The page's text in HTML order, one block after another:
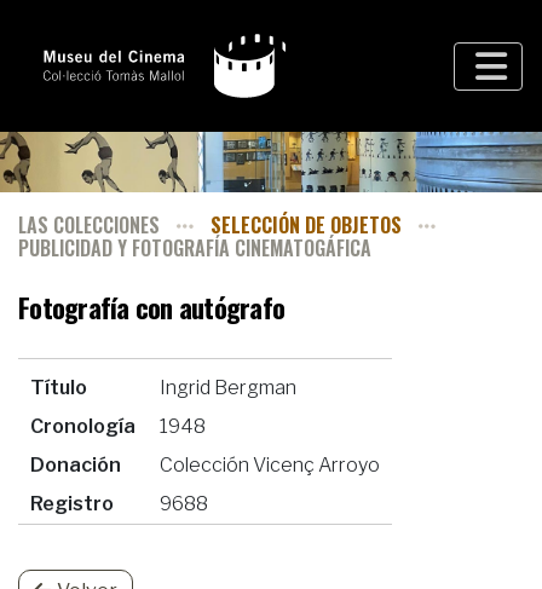
LAS COLECCIONES SELECCIÓN DE OBJETOS
PUBLICIDAD Y FOTOGRAFÍA CINEMATOGÁFICA
Fotografía con autógrafo
Título
Ingrid Bergman
Cronología
1948
Donación
Colección Vicenç Arroyo
Registro
9688